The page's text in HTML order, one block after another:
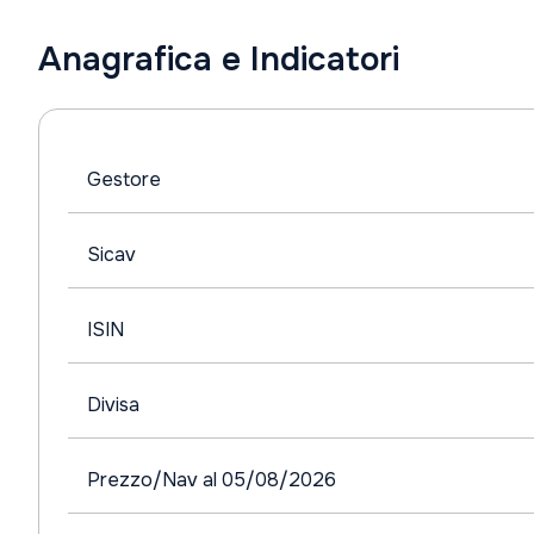
Anagrafica e Indicatori
Gestore
Sicav
ISIN
Divisa
Prezzo/Nav al 05/08/2026